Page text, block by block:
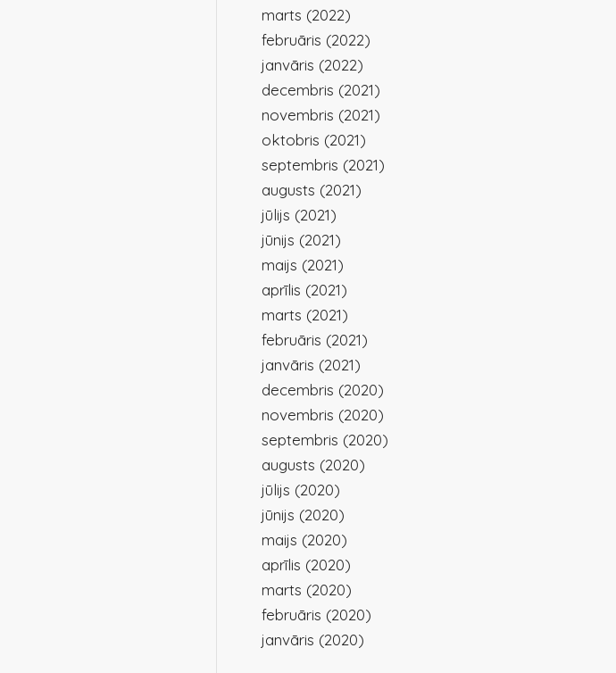
marts (2022)
februāris (2022)
janvāris (2022)
decembris (2021)
novembris (2021)
oktobris (2021)
septembris (2021)
augusts (2021)
jūlijs (2021)
jūnijs (2021)
maijs (2021)
aprīlis (2021)
marts (2021)
februāris (2021)
janvāris (2021)
decembris (2020)
novembris (2020)
septembris (2020)
augusts (2020)
jūlijs (2020)
jūnijs (2020)
maijs (2020)
aprīlis (2020)
marts (2020)
februāris (2020)
janvāris (2020)